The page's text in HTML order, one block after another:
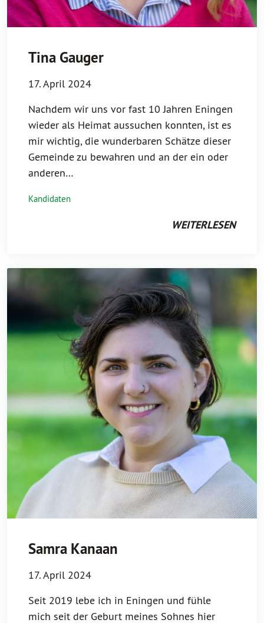
Tina Gauger
17. April 2024
Nachdem wir uns vor fast 10 Jahren Eningen
wieder als Heimat aussuchen konnten, ist es
mir wichtig, die wunderbaren Schätze dieser
Gemeinde zu bewahren und an der ein oder
anderen…
Kandidaten
WEITERLESEN
Samra Kanaan
17. April 2024
Seit 2019 lebe ich in Eningen und fühle
mich seit der Geburt meines Sohnes hier